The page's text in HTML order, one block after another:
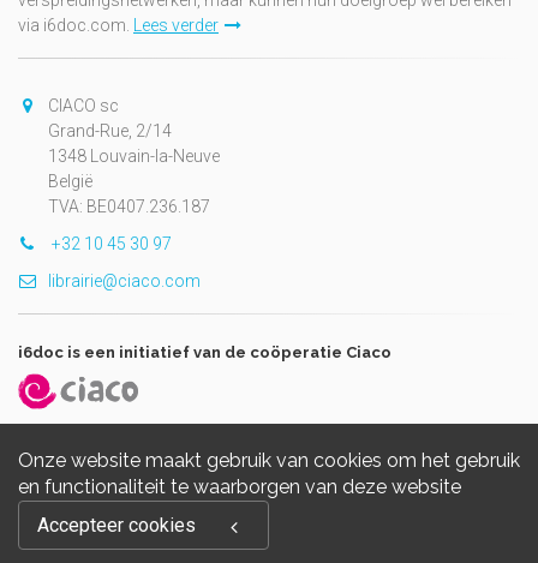
Onze website maakt gebruik van cookies om het gebruik
en functionaliteit te waarborgen van deze website
Accepteer cookies
via i6doc.com.
Lees verder
CIACO sc
Grand-Rue, 2/14
1348 Louvain-la-Neuve
België
TVA: BE0407.236.187
+32 10 45 30 97
librairie@ciaco.com
i6doc is een initiatief van de coöperatie Ciaco
Reserved